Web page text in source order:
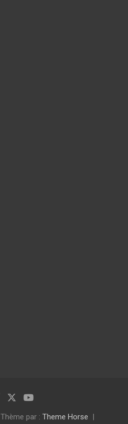
Thème par : Theme Horse